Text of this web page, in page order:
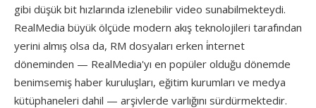
gibi düşük bit hızlarında izlenebilir video sunabilmekteydi.
RealMedia büyük ölçüde modern akış teknolojileri tarafından
yerini almış olsa da, RM dosyaları erken i̇nternet
döneminden — RealMedia'yı en popüler olduğu dönemde
benimsemiş haber kuruluşları, eğitim kurumları ve medya
kütüphaneleri dahil — arşivlerde varlığını sürdürmektedir.